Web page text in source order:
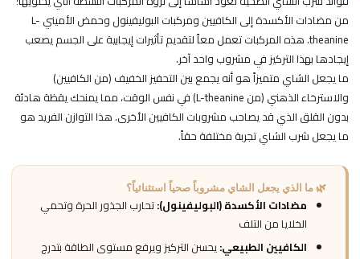
من مضادات الأكسدة إلى الكافيين ومركبات البوليفينول وحمض الأميني L-
theanine. هذه المركبات تعمل معاً لتقديم تأثيرات إيجابية على الجسم يصعب
إيجادها بهذا التركيز في مشروب واحد آخر.
ما يجعل الشاي متميزاً هو أنه يجمع بين التحفيز الخفيف (من الكافيين)
والاسترخاء الذهني (من L-theanine) في نفس الوقت، مما يمنحك يقظة هادئة
بدون القلق الذي قد يصاحب مشروبات الكافيين الأخرى. هذا التوازن الفريد هو
ما يجعل شرب الشاي تجربة مختلفة حقاً.
🌿 ما الذي يجعل الشاي مشروباً صحياً استثنائياً؟
مضادات الأكسدة (البوليفينول):تحارب الجذور الحرة وتحمي
الخلايا من التلف
الكافيين الطبيعي:يحسن التركيز ويرفع مستوى الطاقة بتدرج